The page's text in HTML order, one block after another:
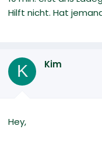
Hilft nicht. Hat
K Kim
Hey,